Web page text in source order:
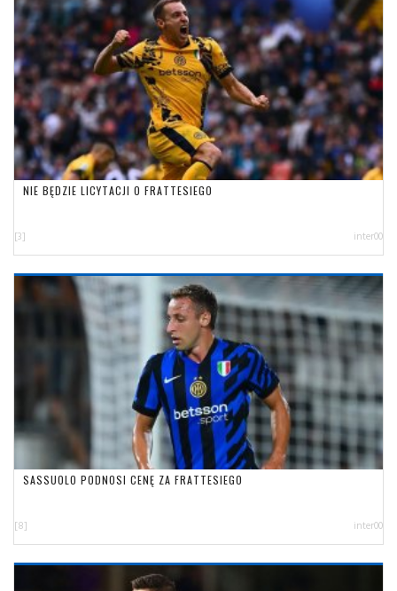
NIE BĘDZIE LICYTACJI O FRATTESIEGO
[3] inter00
SASSUOLO PODNOSI CENĘ ZA FRATTESIEGO
[8] inter00